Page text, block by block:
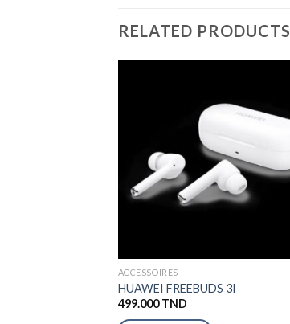
RELATED PRODUCTS
ACCESSOIRES
HUAWEI FREEBUDS 3I
499.000TND